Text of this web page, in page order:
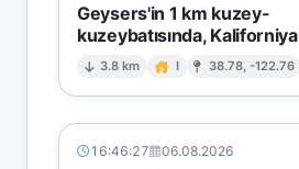
Geysers'in 1 km kuzey-
kuzeybatısında, Kaliforniya
3.8 km I 38.78, -122.76
16:46:27 06.08.2026